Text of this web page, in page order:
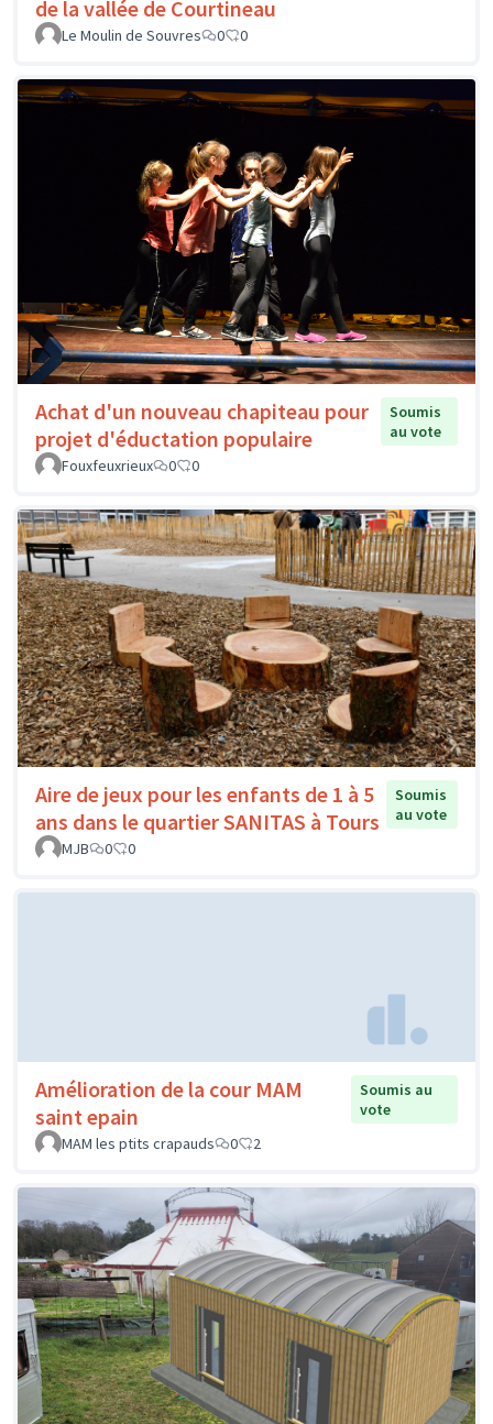
de la vallée de Courtineau
Le Moulin de Souvres 0 0
Achat d'un nouveau chapiteau pour
projet d'éductation populaire
Soumis
au vote
Fouxfeuxrieux
0 0
Aire de jeux pour les enfants de 1 à 5
ans dans le quartier SANITAS à Tours
Soumis
au vote
MJB
0 0
Amélioration de la cour MAM
saint epain
Soumis au
vote
MAM les ptits crapauds
0 2